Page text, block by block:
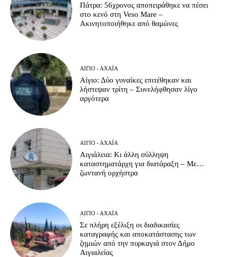
Πάτρα: 56χρονος αποπειράθηκε να πέσει
στο κενό στη Veso Mare –
Ακινητοποιήθηκε από θαμώνες
ΑΊΓΙΟ - ΑΧΑΪ́Α
Αίγιο: Δύο γυναίκες επιτέθηκαν και
λήστεψαν τρίτη – Συνελήφθησαν λίγο
αργότερα
ΑΊΓΙΟ - ΑΧΑΪ́Α
Αιγιάλεια: Κι άλλη σύλληψη
καταστηματάρχη για διατάραξη – Με…
ζωντανή ορχήστρα
ΑΊΓΙΟ - ΑΧΑΪ́Α
Σε πλήρη εξέλιξη οι διαδικασίες
καταγραφής και αποκατάστασης των
ζημιών από την πυρκαγιά στον Δήμο
Αιγιαλείας